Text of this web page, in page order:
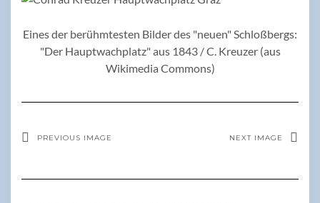
Eines der berühmtesten Bilder des "neuen" Schloßbergs:
"Der Hauptwachplatz" aus 1843 / C. Kreuzer (aus
Wikimedia Commons)
PREVIOUS IMAGE NEXT IMAGE